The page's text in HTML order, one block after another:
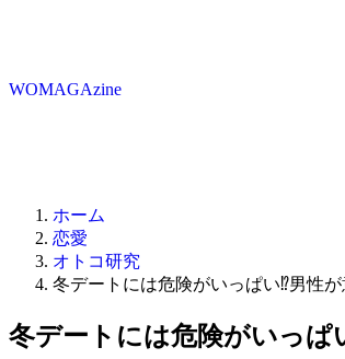
WOMAGAzine
ホーム
恋愛
オトコ研究
冬デートには危険がいっぱい⁉男性
冬デートには危険がいっぱ